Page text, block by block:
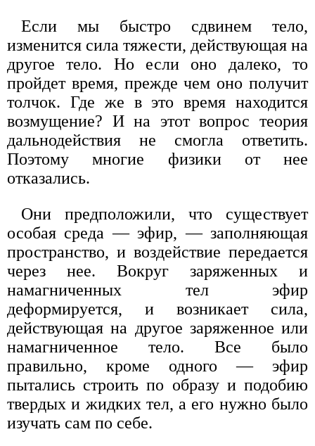
Если мы быстро сдвинем тело,
изменится сила тяжести, действующая на
другое тело. Но если оно далеко, то
пройдет время, прежде чем оно получит
толчок. Где же в это время находится
возмущение? И на этот вопрос теория
дальнодействия не смогла ответить.
Поэтому многие физики от нее
отказались.
Они предположили, что существует
особая среда — эфир, — заполняющая
пространство, и воздействие передается
через нее. Вокруг заряженных и
намагниченных тел эфир
деформируется, и возникает сила,
действующая на другое заряженное или
намагниченное тело. Все было
правильно, кроме одного — эфир
пытались строить по образу и подобию
твердых и жидких тел, а его нужно было
изучать сам по себе.